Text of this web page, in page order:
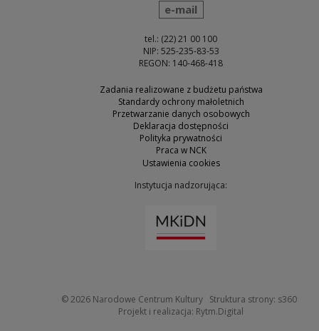
wyślij wiadomość
e-mail
tel.: (22) 21 00 100
NIP: 525-235-83-53
REGON: 140-468-418
Zadania realizowane z budżetu państwa
Standardy ochrony małoletnich
Przetwarzanie danych osobowych
Deklaracja dostępności
Polityka prywatności
Praca w NCK
Ustawienia cookies
Instytucja nadzorująca:
© 2026 Narodowe Centrum KulturyStruktura strony: s360
Projekt i realizacja: Rytm.Digital